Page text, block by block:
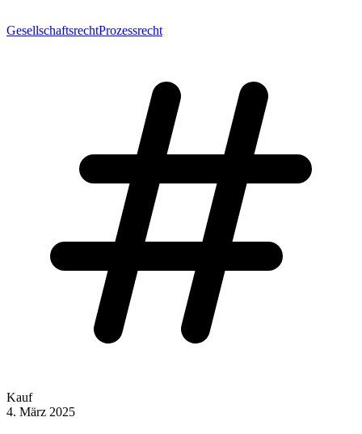
GesellschaftsrechtProzessrecht
Kauf
4. März 2025